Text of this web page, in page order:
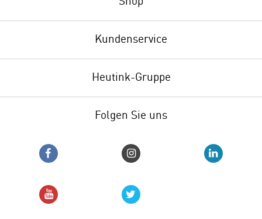
Kundenservice
Heutink-Gruppe
Folgen Sie uns